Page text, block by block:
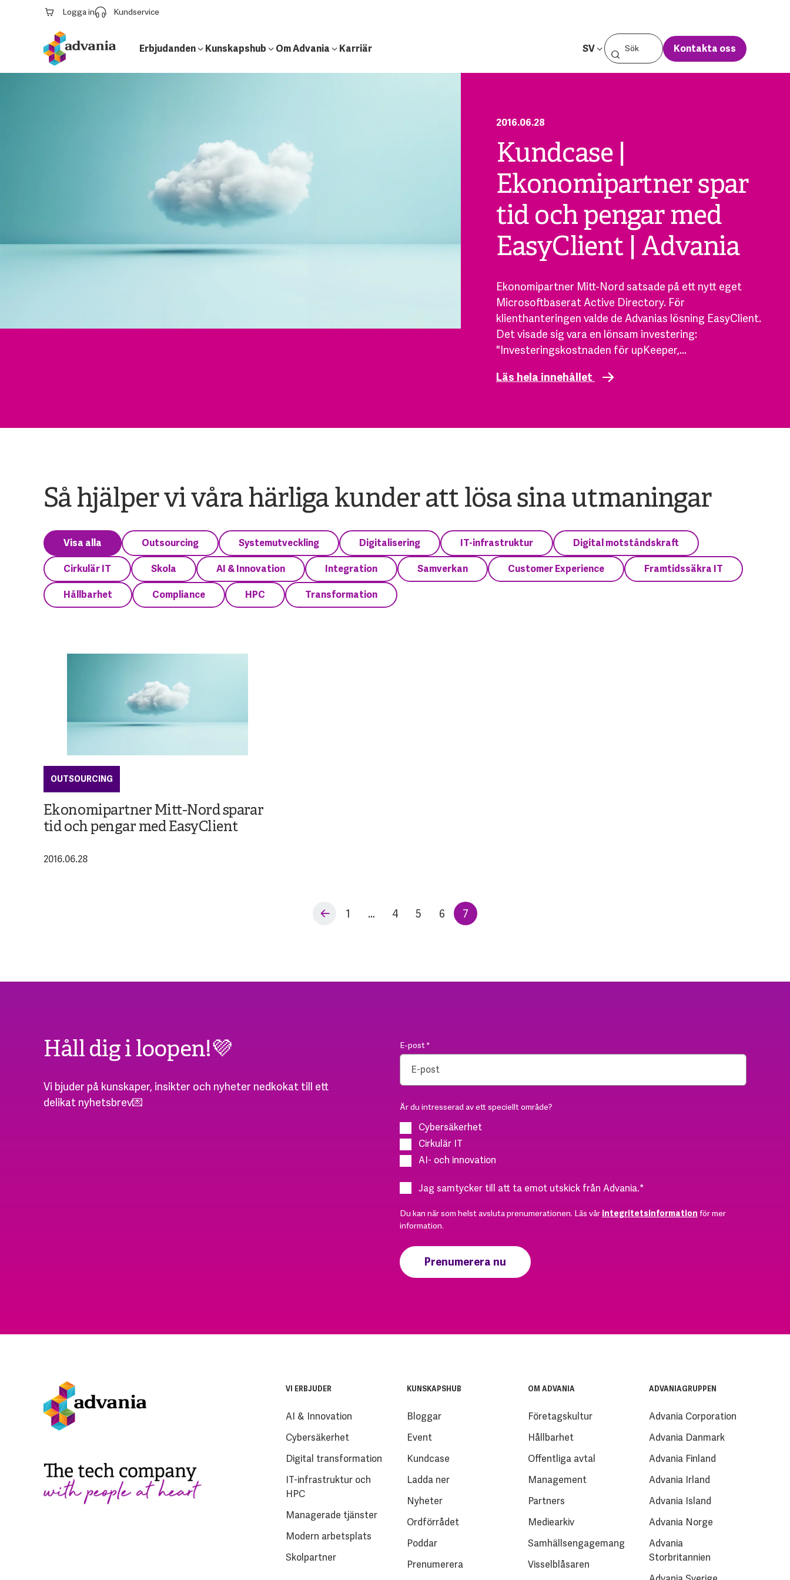
Logga in Kundservice
Erbjudanden Kunskapshub Om Advania Karriär SV Kontakta oss
2016.06.28
Kundcase |
Ekonomipartner spar
tid och pengar med
EasyClient | Advania
Ekonomipartner Mitt-Nord satsade på ett nytt eget
Microsoftbaserat Active Directory. För
klienthanteringen valde de Advanias lösning EasyClient.
Det visade sig vara en lönsam investering:
"Investeringskostnaden för upKeeper,...
Läs hela innehållet
Så hjälper vi våra härliga kunder att lösa sina utmaningar
Visa alla Outsourcing Systemutveckling Digitalisering IT-infrastruktur Digital motståndskraft
Cirkulär IT Skola AI & Innovation Integration Samverkan Customer Experience Framtidssäkra IT
Hållbarhet Compliance HPC Transformation
OUTSOURCING
Ekonomipartner Mitt-Nord sparar
tid och pengar med EasyClient
2016.06.28
1 … 4 5 6 7
Håll dig i loopen!💜
Vi bjuder på kunskaper, insikter och nyheter nedkokat till ett
delikat nyhetsbrev💌
E-post*
Är du intresserad av ett speciellt område?
Cybersäkerhet
Cirkulär IT
AI- och innovation
Jag samtycker till att ta emot utskick från Advania.*
Du kan när som helst avsluta prenumerationen. Läs vår integritetsinformation för mer
information.
VI ERBJUDER
AI & Innovation
Cybersäkerhet
Digital transformation
IT-infrastruktur och
HPC
Managerade tjänster
Modern arbetsplats
Skolpartner
KUNSKAPSHUB
Bloggar
Event
Kundcase
Ladda ner
Nyheter
Ordförrådet
Poddar
Prenumerera
OM ADVANIA
Företagskultur
Hållbarhet
Offentliga avtal
Management
Partners
Mediearkiv
Samhällsengagemang
Visselblåsaren
ADVANIAGRUPPEN
Advania Corporation
Advania Danmark
Advania Finland
Advania Irland
Advania Island
Advania Norge
Advania
Storbritannien